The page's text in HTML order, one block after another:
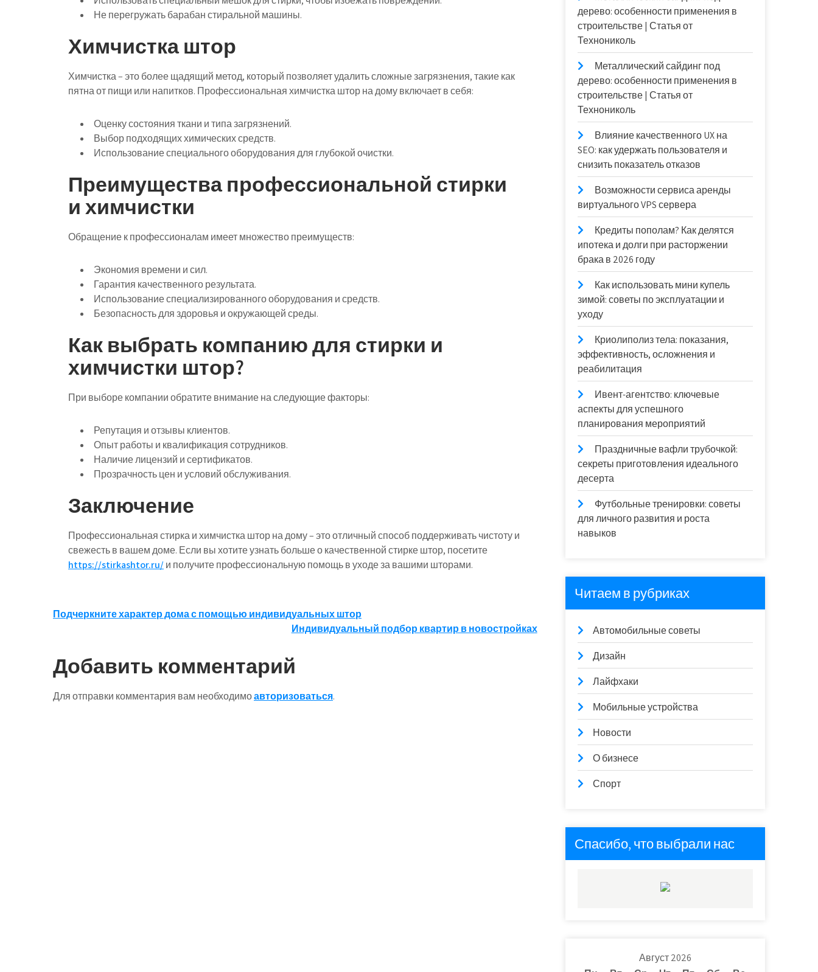
Не перегружать барабан стиральной машины.
Химчистка штор
Химчистка – это более щадящий метод, который позволяет удалить сложные загрязнения, такие как
пятна от пищи или напитков. Профессиональная химчистка штор на дому включает в себя:
Оценку состояния ткани и типа загрязнений.
Выбор подходящих химических средств.
Использование специального оборудования для глубокой очистки.
Преимущества профессиональной стирки
и химчистки
Обращение к профессионалам имеет множество преимуществ:
Экономия времени и сил.
Гарантия качественного результата.
Использование специализированного оборудования и средств.
Безопасность для здоровья и окружающей среды.
Как выбрать компанию для стирки и
химчистки штор?
При выборе компании обратите внимание на следующие факторы:
Репутация и отзывы клиентов.
Опыт работы и квалификация сотрудников.
Наличие лицензий и сертификатов.
Прозрачность цен и условий обслуживания.
Заключение
Профессиональная стирка и химчистка штор на дому – это отличный способ поддерживать чистоту и
свежесть в вашем доме. Если вы хотите узнать больше о качественной стирке штор, посетите
https://stirkashtor.ru/и получите профессиональную помощь в уходе за вашими шторами.
Навигация
записям
Подчеркните характер дома с помощью индивидуальных штор
Индивидуальный подбор квартир в новостройках
Добавить комментарий
Для отправки комментария вам необходимоавторизоваться.
дерево: особенности применения в
строительстве | Статья от
Технониколь
Металлический сайдинг под
дерево: особенности применения в
строительстве | Статья от
Технониколь
Влияние качественного UX на
SEO: как удержать пользователя и
снизить показатель отказов
Возможности сервиса аренды
виртуального VPS сервера
Кредиты пополам? Как делятся
ипотека и долги при расторжении
брака в 2026 году
Как использовать мини купель
зимой: советы по эксплуатации и
уходу
Криолиполиз тела: показания,
эффективность, осложнения и
реабилитация
Ивент-агентство: ключевые
аспекты для успешного
планирования мероприятий
Праздничные вафли трубочкой:
секреты приготовления идеального
десерта
Футбольные тренировки: советы
для личного развития и роста
навыков
Читаем в рубриках
Автомобильные советы
Дизайн
Лайфхаки
Мобильные устройства
Новости
О бизнесе
Спорт
Спасибо, что выбрали нас
Август 2026